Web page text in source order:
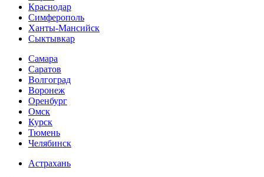
Краснодар
Симферополь
Ханты-Мансийск
Сыктывкар
Самара
Саратов
Волгоград
Воронеж
Оренбург
Омск
Курск
Тюмень
Челябинск
Астрахань